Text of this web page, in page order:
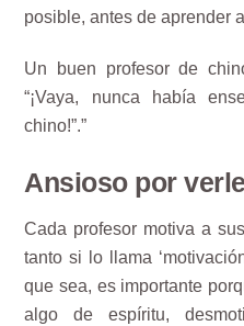
posible, antes de aprender
Un buen profesor de
“¡Vaya, nunca había
chino!”.”
Ansioso por
Cada profesor motiva a
tanto si lo llama
que sea, es importante
algo de espíritu,